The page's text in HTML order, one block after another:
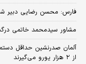
فارس: محسن رضایی دبیر
مشاور سیدمحمد خاتمی
آلمان صدرنشین حداقل
از ۲ هزار یورو می‌گیرند